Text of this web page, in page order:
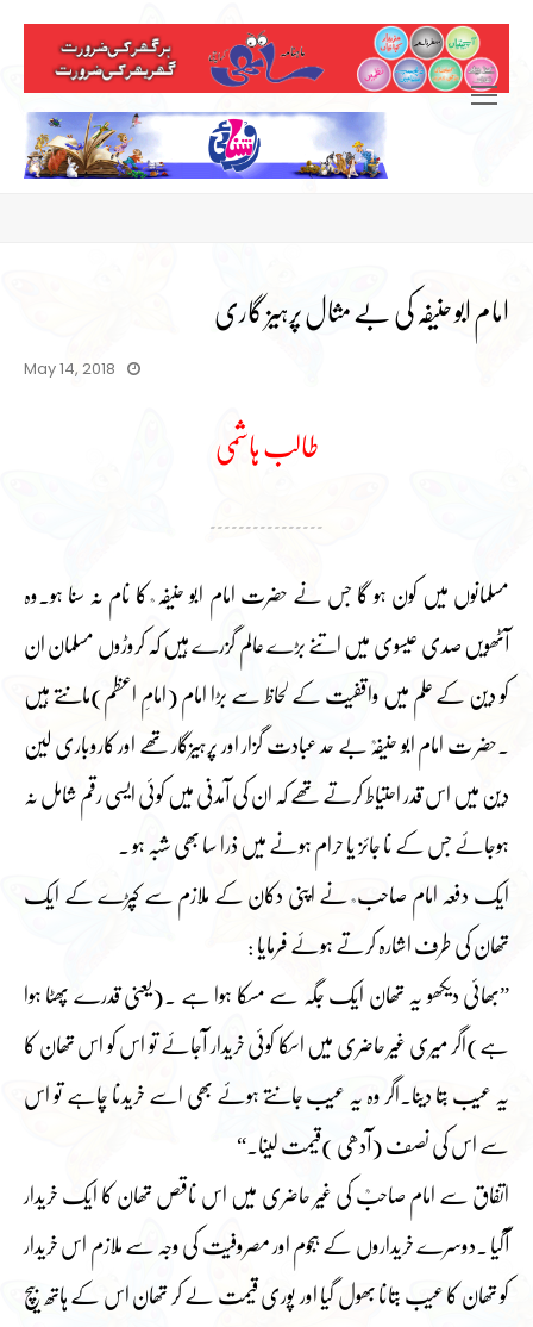
امام ابو حنیفہ کی بے مثال پرہیز گاری
May 14, 2018
طالب ہاشمی
مسلمانوں میں کون ہو گا جس نے حضرت امام ابو حنیفہ ؒ کا نام نہ سنا ہو۔وہ
آٹھویں صدی عیسوی میں اتنے بڑے عالم گزرے ہیں کہ کروڑوں مسلمان ان
کو دین کے علم میں واقفیت کے لحاظ سے بڑا امام (امامِ اعظم)مانتے ہیں
۔حضر ت امام ابو حنیفہؒ بے حد عبادت گزار اور پرہیزگار تھے اور کاروباری لین
دین میں اس قدر احتیاط کرتے تھے کہ ان کی آمدنی میں کوئی ایسی رقم شامل نہ
ہوجائے جس کے نا جائز یا حرام ہونے میں ذرا سا بھی شبہ ہو ۔
ایک دفعہ امام صاحب ؒ نے اپنی دکان کے ملازم سے کپڑے کے ایک
تھان کی طرف اشارہ کرتے ہوئے فرمایا :
”بھائی دیکھو یہ تھان ایک جگہ سے مسکا ہوا ہے ۔(یعنی قدرے پھٹا ہوا
ہے)اگر میری غیر حاضری میں اسکا کوئی خریدار آجائے تو اس کو اس تھان کا
یہ عیب بتا دینا۔اگر وہ یہ عیب جانتے ہوئے بھی اسے خریدنا چاہے تو اس
سے اس کی نصف (آدھی )قیمت لینا۔“
اتفاق سے امام صاحبؒ کی غیر حاضری میں اس ناقص تھان کا ایک خریدار
آگیا ۔دوسرے خریداروں کے ہجوم اور مصروفیت کی وجہ سے ملازم اس خریدار
کو تھان کا عیب بتانا بھول گیا اور پوری قیمت لے کر تھان اس کے ہاتھ بیچ